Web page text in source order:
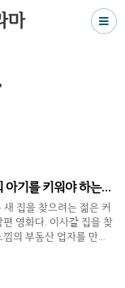
마
아기를 키워야 하는
집을 찾으려는 젊은 커
영화다. 이사갈 집을 찾
의 부동산 업자를 만나
를 방문한다. 집을 구경